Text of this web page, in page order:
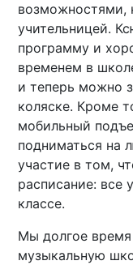
возможностями,
учительницей.
программу и
временем в
и теперь можно
коляске. Кроме
мобильный
подниматься на
участие в том,
расписание: все
классе.
Мы долгое
музыкальную